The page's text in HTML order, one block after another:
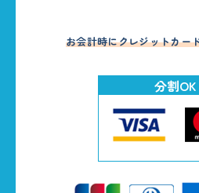
お会計時にクレジットカー
分割OK